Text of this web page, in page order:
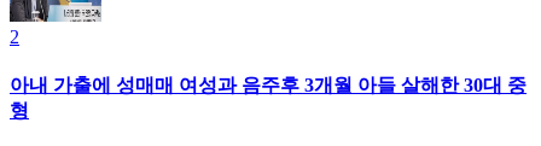
2
아내 가출에 성매매 여성과 음주후 3개월 아들 살해한 30대 중
형